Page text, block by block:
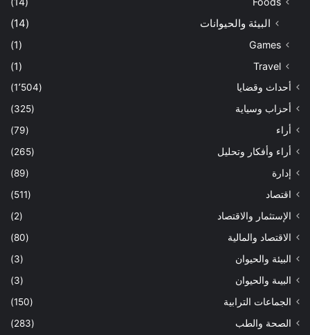
البيئة والحيوانات (14)
Games
(1)
Travel
(1)
أحداث وقضايا
(1٬504)
أحزاب وسياية
(325)
أراء
(79)
أراء وأفكار وتحليل
(265)
إدارة
(89)
اقتصاد
(511)
الإستثمار والاقتصاد
(2)
الاقتصاد والمالية
(80)
البيئة والحيوان
(3)
البيىة والحيوان
(3)
الجماعات الترابية
(150)
الصحة والطب
(283)